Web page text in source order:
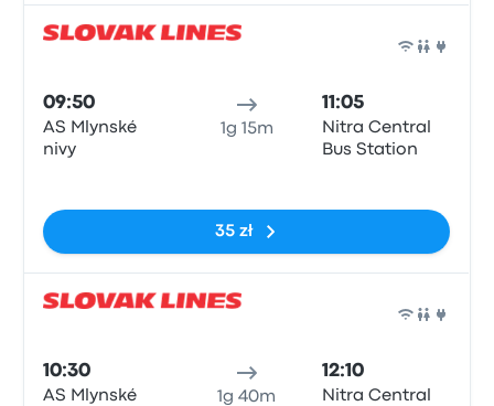
09:50
AS Mlynské
nivy
1g 15m
11:05
Nitra Central
Bus Station
35 zł
10:30
AS Mlynské
1g 40m
12:10
Nitra Central